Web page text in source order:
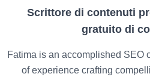
Scrittore di contenuti
gratuito di
Fatima is an accomplished SEO
of experience crafting